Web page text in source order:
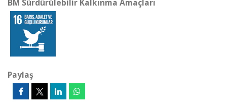
BM Sürdürülebilir Kalkınma Amaçları
Paylaş